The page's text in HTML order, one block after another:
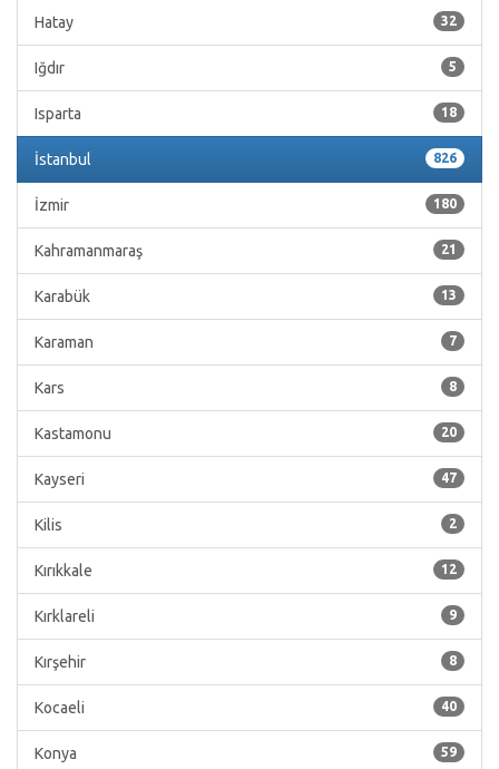
32
Hatay
5
Iğdır
18
Isparta
826
İstanbul
180
İzmir
21
Kahramanmaraş
13
Karabük
7
Karaman
8
Kars
20
Kastamonu
47
Kayseri
2
Kilis
12
Kırıkkale
9
Kırklareli
8
Kırşehir
40
Kocaeli
59
Konya